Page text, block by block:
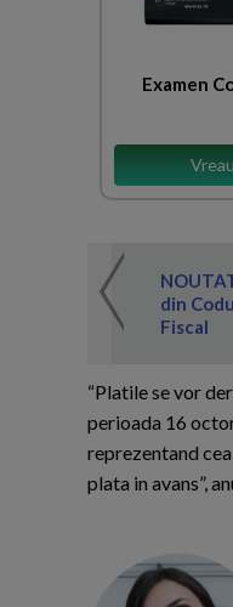
Examen
din
Fiscal
“Platile se vor
perioada 16
reprezentand
plata in avans”,